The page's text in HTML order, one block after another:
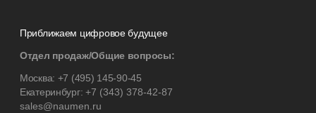
Приближаем цифровое будущее
Отдел продаж/Общие вопросы:
Москва: +7 (495) 145-90-45
Екатеринбург:+7 (343) 378-42-87
sales@naumen.ru